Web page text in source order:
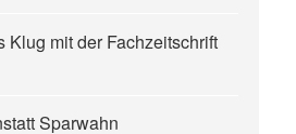
Klug mit der Fachzeitschrift
Sparwahn